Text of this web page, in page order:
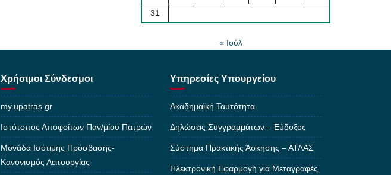
31
« Ιούλ
Χρήσιμοι Σύνδεσμοι
my.upatras.gr
Ιστότοπος Αποφοίτων Παν/μίου Πατρών
Μονάδα Ισότιμης Πρόσβασης-
Κανονισμός Λειτουργίας
Υπηρεσίες Υπουργείου
Ακαδημαϊκή Ταυτότητα
Δηλώσεις Συγγραμμάτων – Εύδοξος
Σύστημα Πρακτικής Άσκησης – ΑΤΛΑΣ
Ηλεκτρονική Εφαρμογή για Μεταγραφές